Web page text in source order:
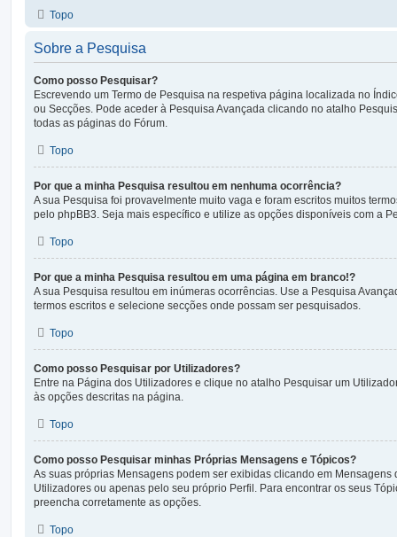
Topo
Sobre a Pesquisa
Como posso Pesquisar?
Escrevendo um Termo de Pesquisa na respetiva página localizada no
ou Secções. Pode aceder à Pesquisa Avançada clicando no atalho
todas as páginas do Fórum.
Topo
Por que a minha Pesquisa resultou em nenhuma ocorrência?
A sua Pesquisa foi provavelmente muito vaga e foram escritos muitos
pelo phpBB3. Seja mais específico e utilize as opções disponíveis com a
Topo
Por que a minha Pesquisa resultou em uma página em branco!?
A sua Pesquisa resultou em inúmeras ocorrências. Use a Pesquisa
termos escritos e selecione secções onde possam ser pesquisados.
Topo
Como posso Pesquisar por Utilizadores?
Entre na Página dos Utilizadores e clique no atalho Pesquisar um
às opções descritas na página.
Topo
Como posso Pesquisar minhas Próprias Mensagens e Tópicos?
As suas próprias Mensagens podem ser exibidas clicando em
Utilizadores ou apenas pelo seu próprio Perfil. Para encontrar os seus
preencha corretamente as opções.
Topo